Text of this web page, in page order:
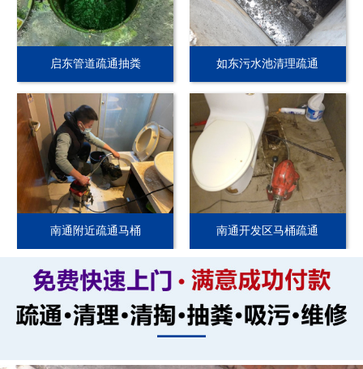
启东管道疏通抽粪 如东污水池清理疏通
南通附近疏通马桶 南通开发区马桶疏通